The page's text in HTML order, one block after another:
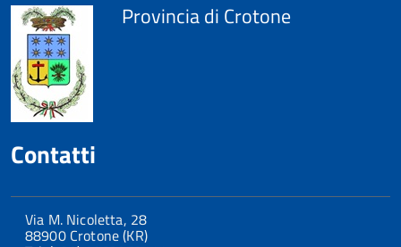
Provincia di Crotone
Contatti
Via M. Nicoletta, 28
88900 Crotone (KR)